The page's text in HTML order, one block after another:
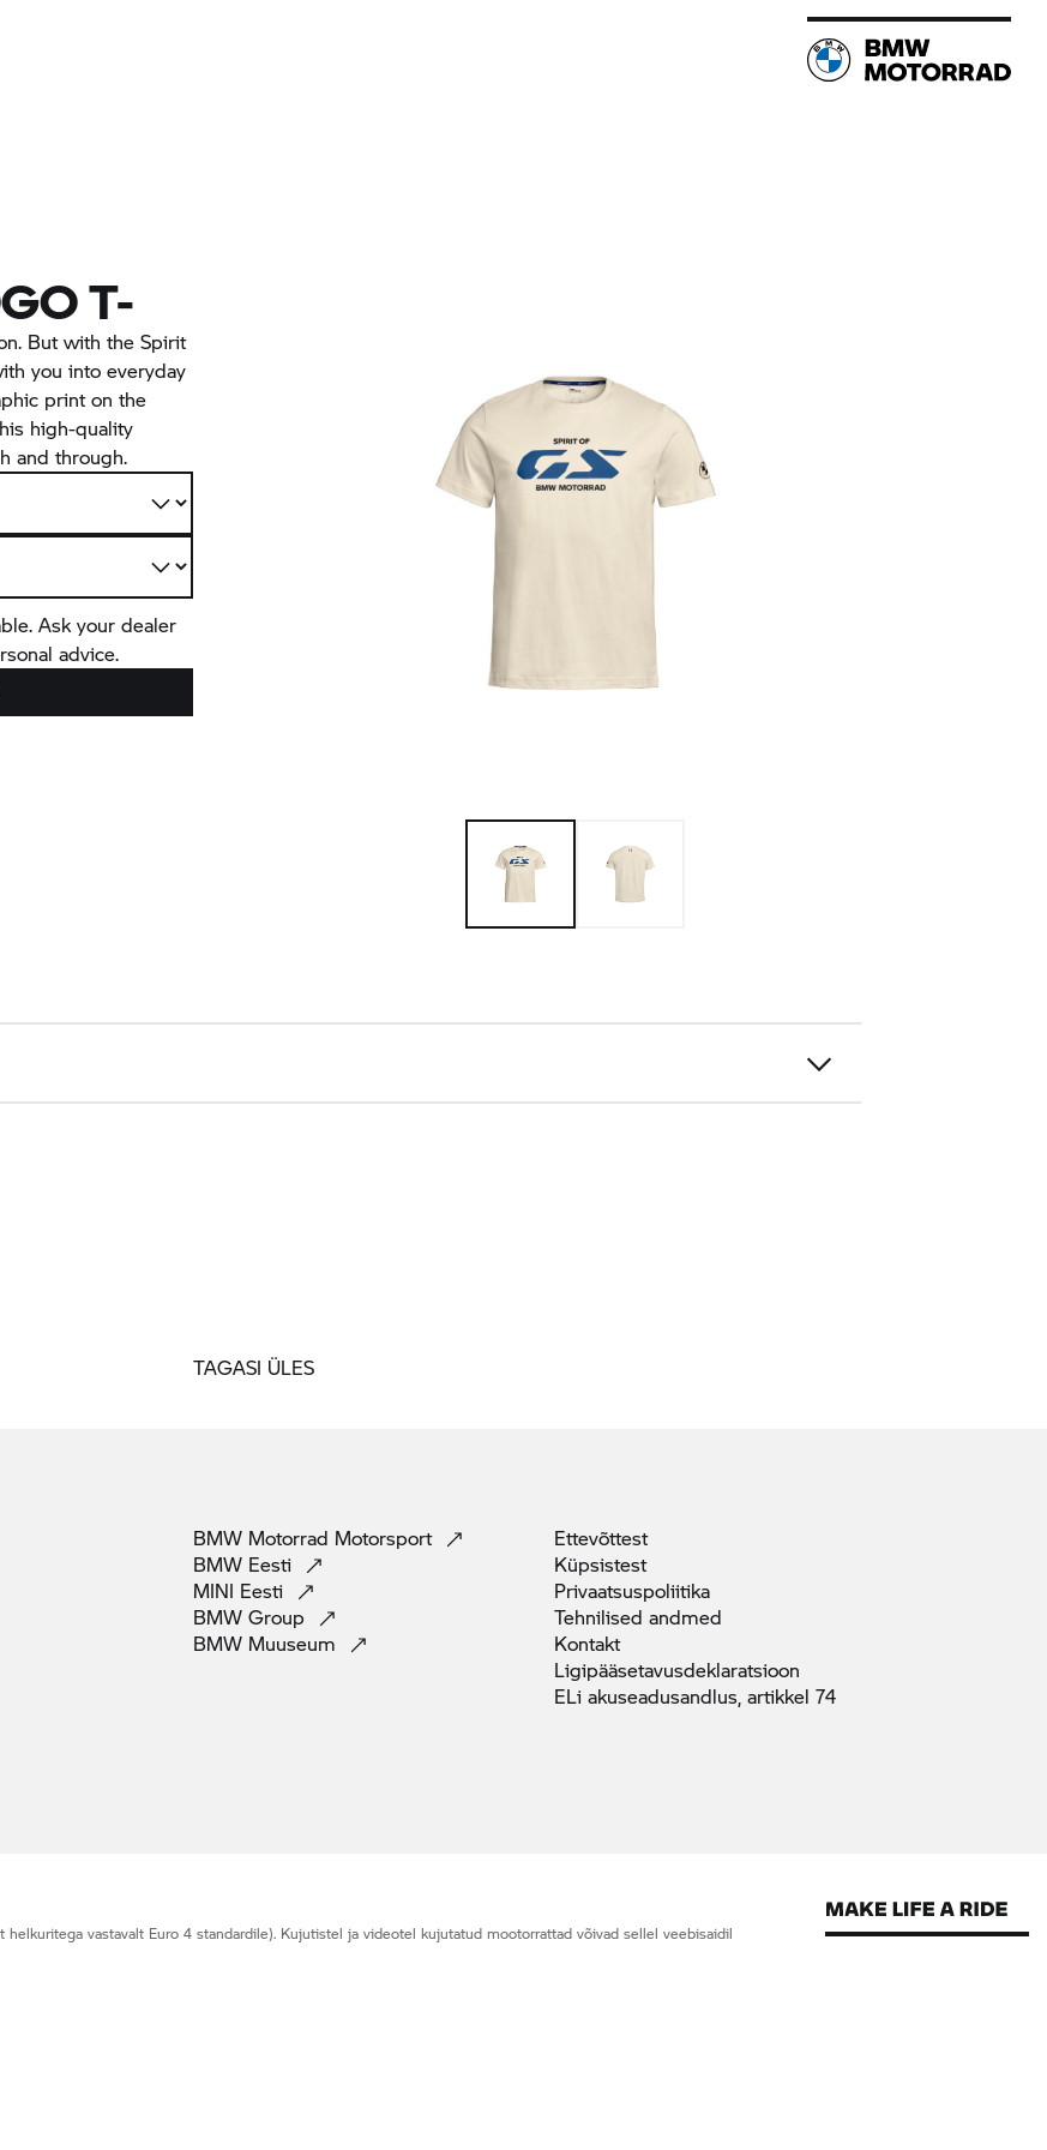
T-
But with the Spirit
you into everyday
print on the
high-quality
and through.
Ask your dealer
advice.
TAGASI ÜLES
BMW Motorrad Motorsport
BMW Eesti
MINI Eesti
BMW Group
BMW Muuseum
Ettevõttest
Küpsistest
Privaatsuspoliitika
Tehnilised andmed
Kontakt
Ligipääsetavusdeklaratsioon
ELi akuseadusandlus, artikkel 74
vastavalt Euro 4 standardile). Kujutistel ja videotel kujutatud mootorrattad võivad sellel veebisaidil